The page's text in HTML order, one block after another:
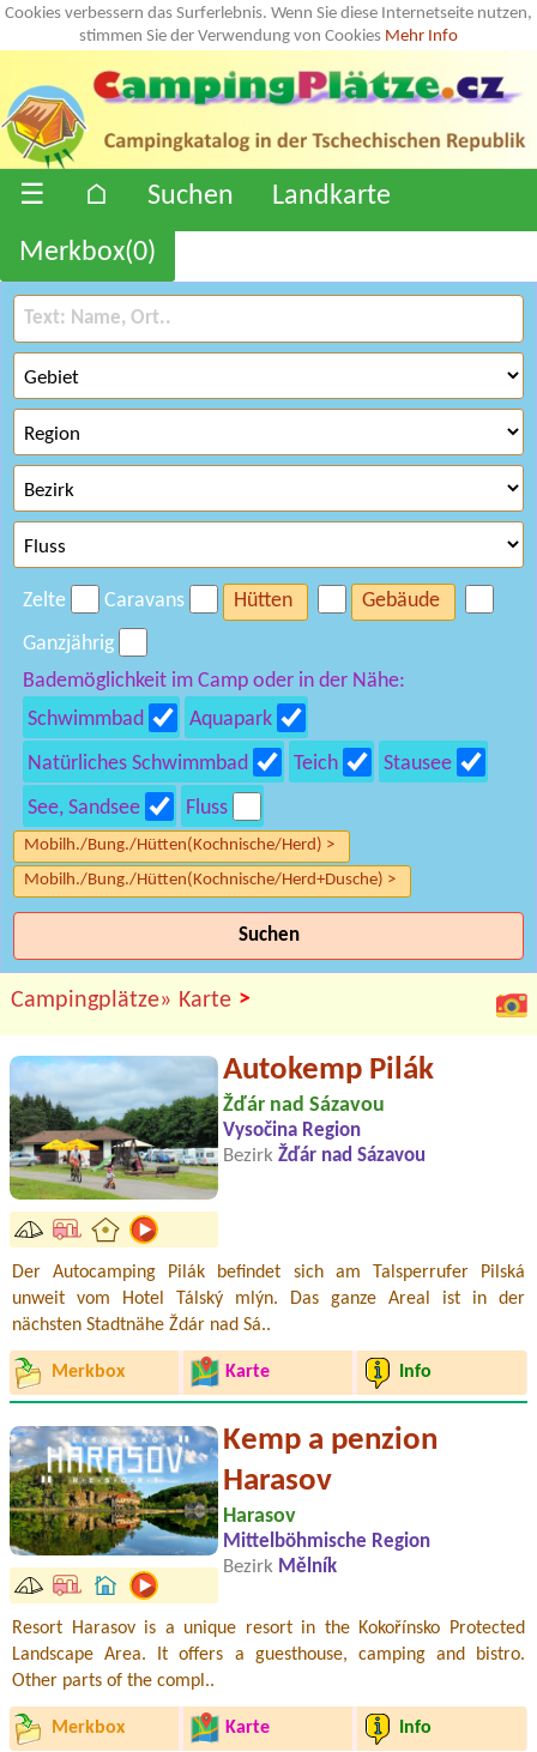
Cookies verbessern das Surferlebnis. Wenn Sie diese Internetseite nutzen,
stimmen Sie der Verwendung von Cookies Mehr Info
☰ ⌂ Suchen
Landkarte
Merkbox(0)
Zelte Caravans Hütten
Gebäude
Ganzjährig
Bademöglichkeit im Camp oder in der Nähe:
Schwimmbad
Aquapark
Natürliches Schwimmbad
Teich
Stausee
See, Sandsee
Fluss
Mobilh./Bung./Hütten(Kochnische/Herd) >
Mobilh./Bung./Hütten(Kochnische/Herd+Dusche) >
Suchen
Campingplätze» Karte >
Autokemp Pilák
Žďár nad Sázavou
Vysočina Region
Bezirk Žďár nad Sázavou
Der Autocamping Pilák befindet sich am Talsperrufer Pilská
unweit vom Hotel Tálský mlýn. Das ganze Areal ist in der
nächsten Stadtnähe Ždár nad Sá..
Merkbox Karte Info
Kemp a penzion
Harasov
Harasov
Mittelböhmische Region
Bezirk Mělník
Resort Harasov is a unique resort in the Kokořínsko Protected
Landscape Area. It offers a guesthouse, camping and bistro.
Other parts of the compl..
Merkbox Karte Info